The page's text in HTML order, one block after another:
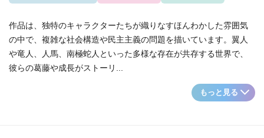
作品は、独特のキャラクターたちが織りなすほんわかした雰囲気
の中で、複雑な社会構造や民主主義の問題を描いています。翼人
や竜人、人馬、南極蛇人といった多様な存在が共存する世界で、
彼らの葛藤や成長がストーリ...
もっと見る